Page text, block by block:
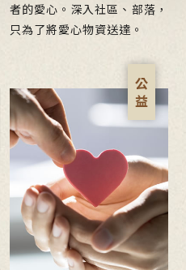
者的愛心。深入社區、部落，
只為了將愛心物資送達。
公 益